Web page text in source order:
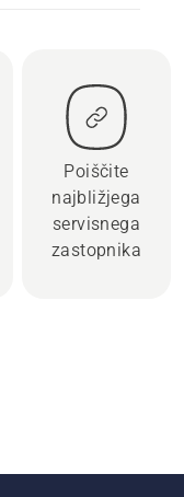
Poiščite
najbližjega
servisnega
zastopnika